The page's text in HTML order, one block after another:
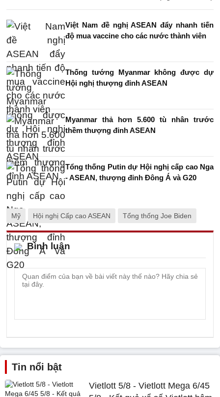
Việt Nam đề nghị ASEAN đẩy nhanh tiến
độ mua vaccine cho các nước thành viên
Thống tướng Myanmar không được dự
Hội nghị thượng đỉnh ASEAN
Myanmar thả hơn 5.600 tù nhân trước
thềm thượng đỉnh ASEAN
Tổng thống Putin dự Hội nghị cấp cao Nga
- ASEAN, thượng đỉnh Đông Á và G20
Mỹ Hội nghị Cấp cao ASEAN Tổng thống Joe Biden
Bình luận
Tin nổi bật
Vietlott 5/8 - Vietlott Mega 6/45